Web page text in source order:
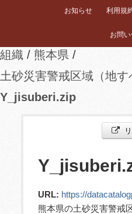
お知らせ 利用規
お問
組織
熊本県
土砂災害警戒区域（地す
Y_jisuberi.zip
URL: https://datacatalogportal.dlp-kumamoto.jp/ckan/dataset/fe403dd0-9f6f-4b51-bd6e-fbdd2b05dc4e/
熊本県の土砂災害警戒